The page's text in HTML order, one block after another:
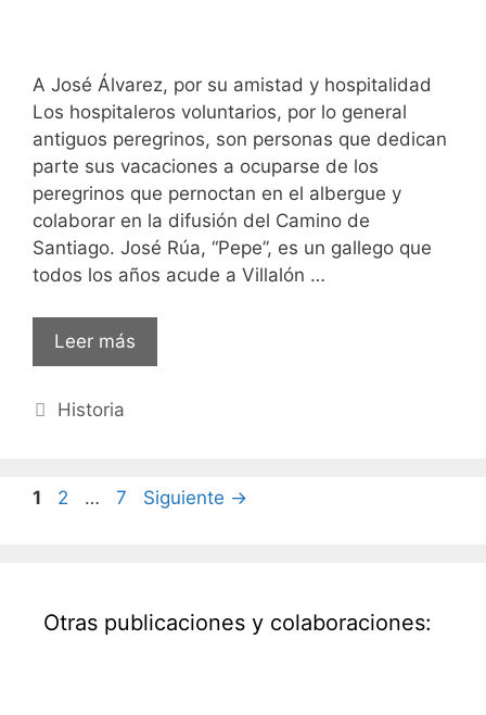
A José Álvarez, por su amistad y hospitalidad
Los hospitaleros voluntarios, por lo general
antiguos peregrinos, son personas que dedican
parte sus vacaciones a ocuparse de los
peregrinos que pernoctan en el albergue y
colaborar en la difusión del Camino de
Santiago. José Rúa, “Pepe”, es un gallego que
todos los años acude a Villalón …
Leer más
Categorías
Historia
Página
1 Página
2 … Página
7 Siguiente →
Otras publicaciones y colaboraciones: